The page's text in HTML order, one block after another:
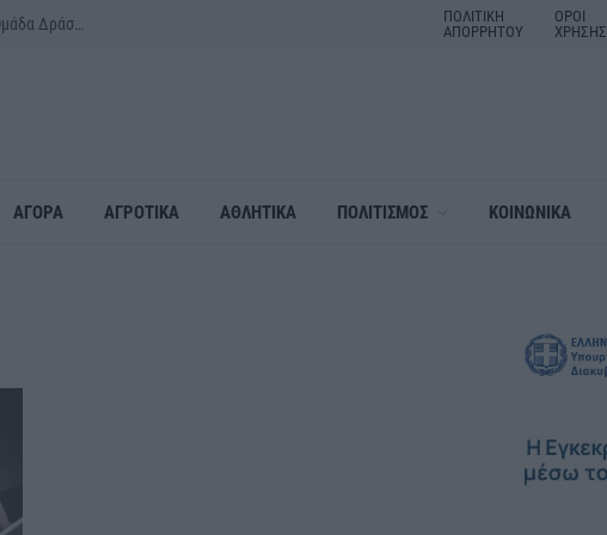
ΠΟΛΙΤΙΚΗ
ΑΠΟΡΡΗΤΟΥ
ΟΡΟΙ
ΧΡΗΣΗΣ
ΑΓΟΡΑ ΑΓΡΟΤΙΚΑ ΑΘΛΗΤΙΚΑ ΠΟΛΙΤΙΣΜΟΣ ΚΟΙΝΩΝΙΚΑ